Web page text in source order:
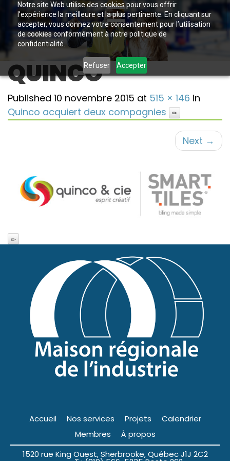
Notre site Web utilise des cookies pour vous offrir
l’expérience la meilleure et la plus pertinente. En cliquant sur
accepter, vous donnez votre consentement pour l’utilisation
de cookies conformément à notre politique de
confidentialité.
Refuser Accepter
QUINCO
Published 10 novembre 2015 at 515 × 146 in
Quinco acquiert deux compagnies
Next →
Accueil Nos services Projets
Calendrier
Membres
À propos
1520 rue King Ouest, Sherbrooke, Québec J1J 2C2